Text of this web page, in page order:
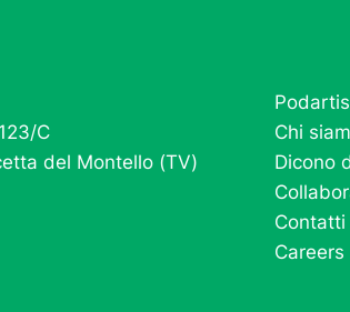
C
del Montello (TV)
Chi
Dicono
Contatti
Careers